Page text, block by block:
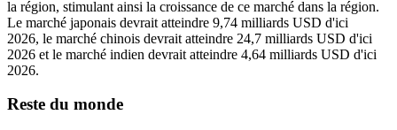
la région, stimulant ainsi la croissance de ce marché dans la région.
Le marché japonais devrait atteindre 9,74 milliards USD d'ici
2026, le marché chinois devrait atteindre 24,7 milliards USD d'ici
2026 et le marché indien devrait atteindre 4,64 milliards USD d'ici
2026.
Reste du monde